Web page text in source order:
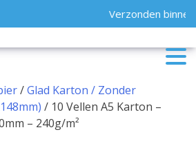
Verzonden binnen
/Glad Karton / Zonder
/ 10 Vellen A5 Karton –
– 240g/m²